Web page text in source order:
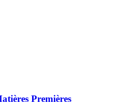
Premières